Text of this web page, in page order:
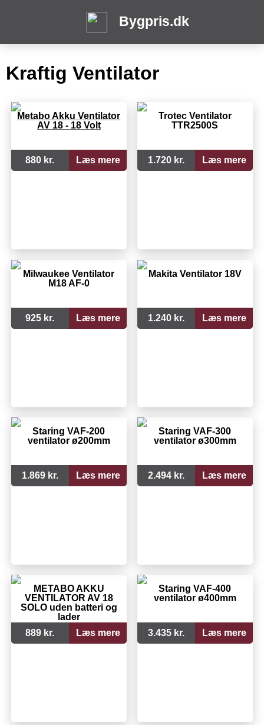
Bygpris.dk
Kraftig Ventilator
Metabo Akku Ventilator
AV 18 - 18 Volt
880 kr. Læs mere
Trotec Ventilator
TTR2500S
1.720 kr. Læs mere
Milwaukee Ventilator
M18 AF-0
925 kr. Læs mere
Makita Ventilator 18V
1.240 kr. Læs mere
Staring VAF-200
ventilator ø200mm
1.869 kr. Læs mere
Staring VAF-300
ventilator ø300mm
2.494 kr. Læs mere
METABO AKKU
VENTILATOR AV 18
SOLO uden batteri og
lader
889 kr.
Læs mere
Staring VAF-400
ventilator ø400mm
3.435 kr. Læs mere